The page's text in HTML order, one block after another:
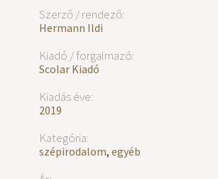
Szerző / rendező:
Hermann Ildi
Kiadó / forgalmazó:
Scolar Kiadó
Kiadás éve:
2019
Kategória:
szépirodalom, egyéb